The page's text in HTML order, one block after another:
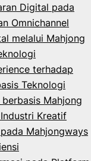
Digital pada
Omnichannel
melalui Mahjong
terhadap
Teknologi
Mahjong
Kreatif
Mahjongways